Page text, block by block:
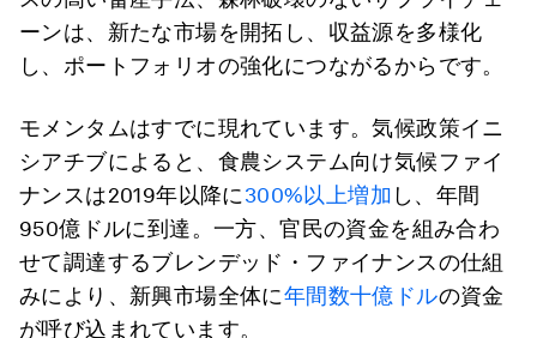
ーンは、新たな市場を開拓し、収益源を多様化
し、ポートフォリオの強化につながるからです。
モメンタムはすでに現れています。気候政策イニ
シアチブによると、食農システム向け気候ファイ
ナンスは2019年以降に300%以上増加 し、年間
950億ドルに到達。一方、官民の資金を組み合わ
せて調達するブレンデッド・ファイナンスの仕組
みにより、新興市場全体に年間数十億ドルの資金
が呼び込まれています。